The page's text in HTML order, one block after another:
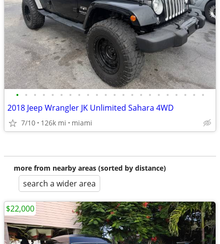
• • • • • • • • • • • • • • • • • • • • • •
2018 Jeep Wrangler JK Unlimited Sahara 4WD
7/10 126k mi miami
more from nearby areas (sorted by distance)
search a wider area
$22,000